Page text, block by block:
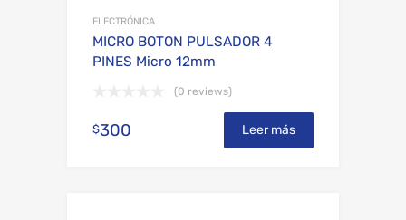
ELECTRÓNICA
MICRO BOTON PULSADOR 4
PINES Micro 12mm
(0 reviews)
$300 Leer más